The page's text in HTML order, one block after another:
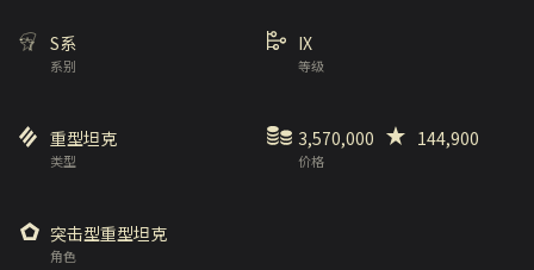
系别
S系
等级
IX
类型
重型坦克
价格
3,570,000 144,900
角色
突击型重型坦克